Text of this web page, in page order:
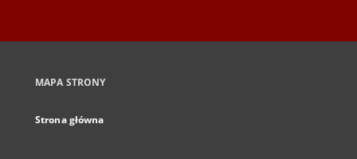
MAPA STRONY
Strona główna